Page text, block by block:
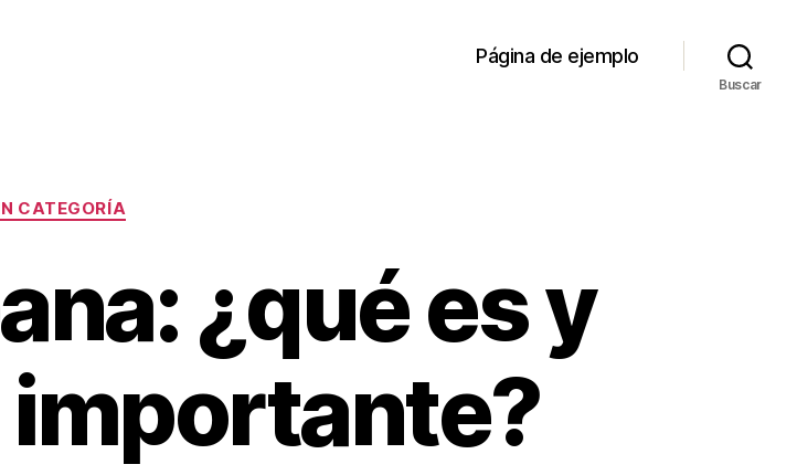
Página de ejemplo
Buscar
Categorías
CATEGORÍA
¿qué es y
importante?